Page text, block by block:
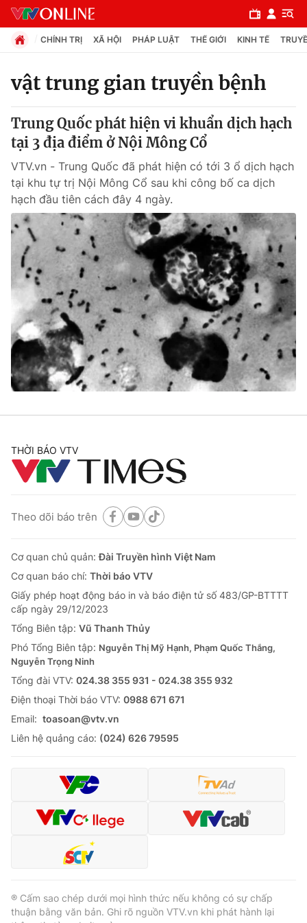
Chuyên mục
Chính trị
Xã hội
Pháp luật
Y tế
Thế giới
Tin tức
Thế giới đó đây
Câu chuyện quốc tế
Kinh tế
Tài chính
Thị trường
Góc doanh nghiệp
Dữ liệu và đời sống
Truyền hình
Phim VTV
Hậu trường
Giải sao mai
Giải trí
Điện ảnh
Âm nhạc
Du lịch
Làm đẹp
Chất lượng cuộc sống
Tuyển sinh
Học trực tuyến
Công nghệ
Hitech Công nghệ tương lai
Sản phẩm
Thị trường
Tư vấn
Giao lưu trực tuyến
Lịch phát sóng
Chuyên mục khác
Emagazine Podcast
Video Shorts video
VTV Money
VTV Sức khoẻ Bất động sản
CHÍNH TRỊ XÃ HỘI PHÁP LUẬT THẾ GIỚI KINH TẾ
vật trung gian truyền bệnh
Trung Quốc phát hiện vi khuẩn dịch hạch
tại 3 địa điểm ở Nội Mông Cổ
VTV.vn - Trung Quốc đã phát hiện có tới 3 ổ dịch hạch
tại khu tự trị Nội Mông Cổ sau khi công bố ca dịch
hạch đầu tiên cách đây 4 ngày.
THỜI BÁO VTV
Theo dõi báo trên
Cơ quan chủ quản:Đài Truyền hình Việt Nam
Cơ quan báo chí: Thời báo VTV
Giấy phép hoạt động báo in và báo điện tử số 483/GP-BTTTT
cấp ngày 29/12/2023
Tổng Biên tập: Vũ Thanh Thủy
Phó Tổng Biên tập: Nguyễn Thị Mỹ Hạnh, Phạm Quốc Thắng,
Nguyễn Trọng Ninh
Tổng đài VTV: 024.38 355 931 - 024.38 355 932
Ðiện thoại Thời báo VTV: 0988 671 671
Email: toasoan@vtv.vn
Liên hệ quảng cáo: (024) 626 79595
® Cấm sao chép dưới mọi hình thức nếu không có sự chấp
thuận bằng văn bản. Ghi rõ nguồn VTV.vn khi phát hành lại